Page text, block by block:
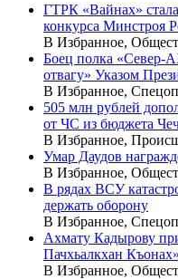
ГТРК «Вайнах»
конкурса Минстроя
В Избранное,
Боец полка «Север-
отвагу» Указом
В Избранное,
505 млн рублей
от ЧС из бюджета
В Избранное,
Умар Даудов
В Избранное,
В рядах ВСУ
держать оборону
В Избранное,
Ахмату Кадырову
Пачхьалкхан Къонах»
В Избранное,